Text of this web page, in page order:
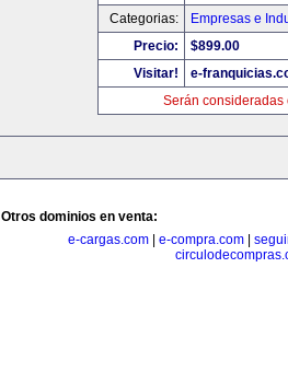
Categorias:
Empresas e
Precio:
$899.00
Visitar!
e-
Serán consideradas
Otros dominios en venta:
e-cargas.com| e-compra.com|